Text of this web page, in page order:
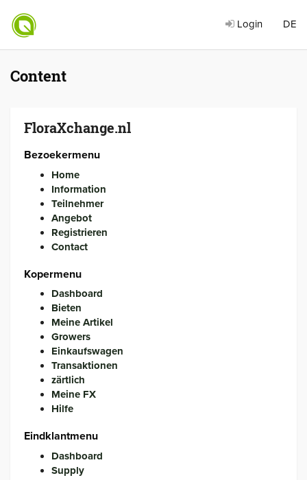
Login DE
Content
FloraXchange.nl
Bezoekermenu
Home
Information
Teilnehmer
Angebot
Registrieren
Contact
Kopermenu
Dashboard
Bieten
Meine Artikel
Growers
Einkaufswagen
Transaktionen
zärtlich
Meine FX
Hilfe
Eindklantmenu
Dashboard
Supply